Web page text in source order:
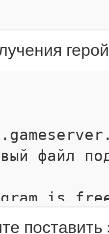
is
=
s :
false);
файл
is
it and/